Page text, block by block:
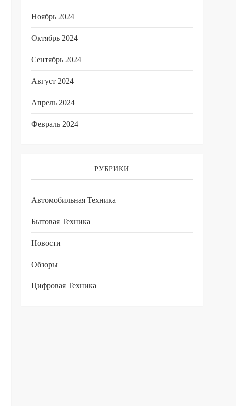
Ноябрь 2024
Октябрь 2024
Сентябрь 2024
Август 2024
Апрель 2024
Февраль 2024
РУБРИКИ
Автомобильная Техника
Бытовая Техника
Новости
Обзоры
Цифровая Техника